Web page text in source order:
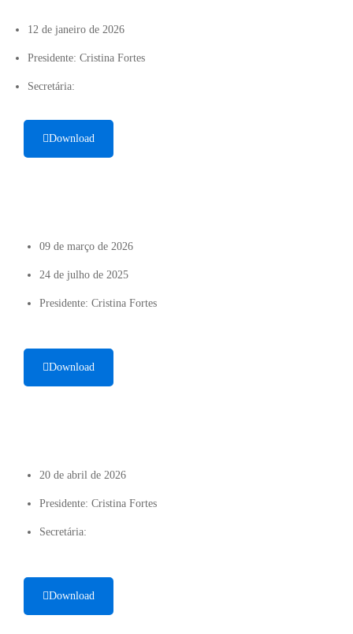
12 de janeiro de 2026
Presidente: Cristina Fortes
Secretária:
Download
09 de março de 2026
24 de julho de 2025
Presidente: Cristina Fortes
Download
20 de abril de 2026
Presidente: Cristina Fortes
Secretária:
Download